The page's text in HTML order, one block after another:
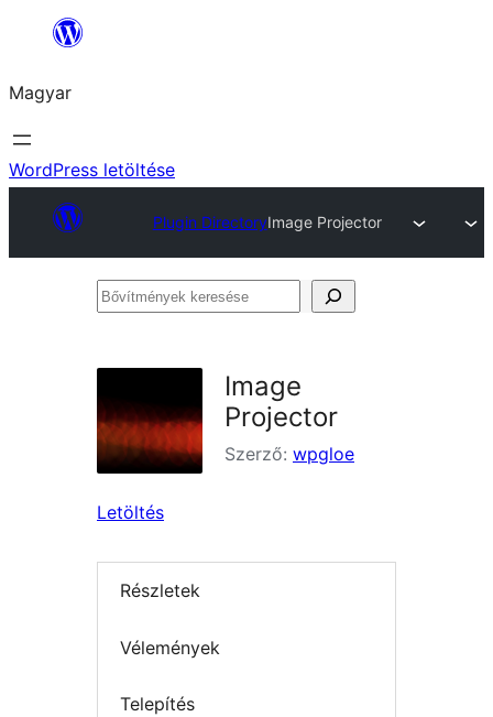
Ugrás
tartalomhoz
Magyar
WordPress letöltése
Plugin DirectoryImage Projector
Bővítmények
Image
Projector
Szerző: wpgloe
Letöltés
Részletek
Vélemények
Telepítés